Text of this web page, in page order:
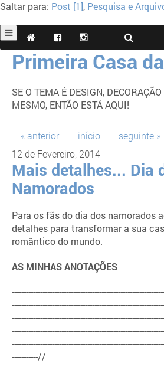
Saltar para: Post [1], Pesquisa e
Primeira Casa
SE O TEMA É DESIGN,
MESMO, ENTÃO ESTÁ AQUI!
« anterior início
seguinte »
12 de Fevereiro, 2014
Mais detalhes... Dia
Namorados
Para os fãs do dia dos namorados
detalhes para transformar a sua
romântico do mundo.
AS MINHAS ANOTAÇÕES
-----------//